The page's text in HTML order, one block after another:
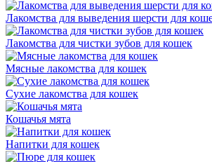
Лакомства для выведения шерсти для
Лакомства для чистки зубов для кошек
Мясные лакомства для кошек
Сухие лакомства для кошек
Кошачья мята
Напитки для кошек